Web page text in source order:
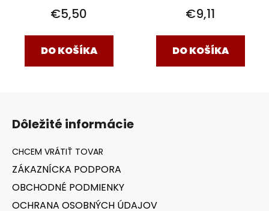
€5,50
DO KOŠÍKA
€9,11
DO KOŠÍKA
Dôležité informácie
ZÁKAZNÍCKA PODPORA
OBCHODNÉ PODMIENKY
OCHRANA OSOBNÝCH ÚDAJOV